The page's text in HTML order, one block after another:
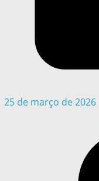
25 de março de 2026